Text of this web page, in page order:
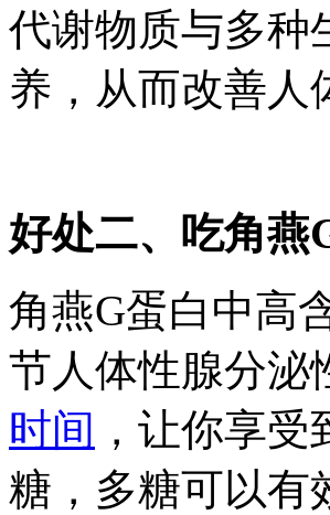
代谢物质与多种
养，从而改善人
好处二、吃角燕
角燕G蛋白中高
节人体性腺分泌
时间 ，让你享
糖，多糖可以有